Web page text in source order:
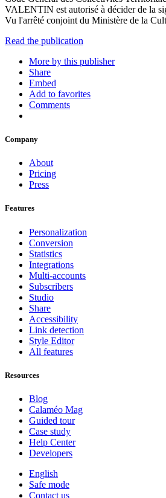
VALENTIN est autorisé à décider de la
Vu l'arrêté conjoint du Ministère de la
Read the publication
More by this publisher
Share
Embed
Add to favorites
Comments
Company
About
Pricing
Press
Features
Personalization
Conversion
Statistics
Integrations
Multi-accounts
Subscribers
Studio
Share
Accessibility
Link detection
Style Editor
All features
Resources
Blog
Calaméo Mag
Guided tour
Case study
Help Center
Developers
English
Safe mode
Contact us